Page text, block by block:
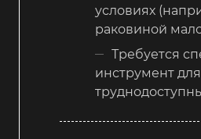
условиях
раковиной
Требуется
инструмент